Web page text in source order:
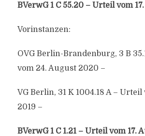
BVerwG 1 C 55.20 – Urteil vom
Vorinstanzen:
OVG Berlin-Brandenburg, 3 B
vom 24. August 2020 –
VG Berlin, 31 K 1004.18 A – Urteil
2019 –
BVerwG 1 C 1.21 – Urteil vom 17.